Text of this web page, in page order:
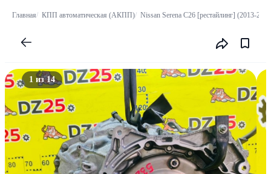
Главная КПП автоматическая (АКПП) Nissan Serena C26 [рестайлинг] (2013-
1 из 14